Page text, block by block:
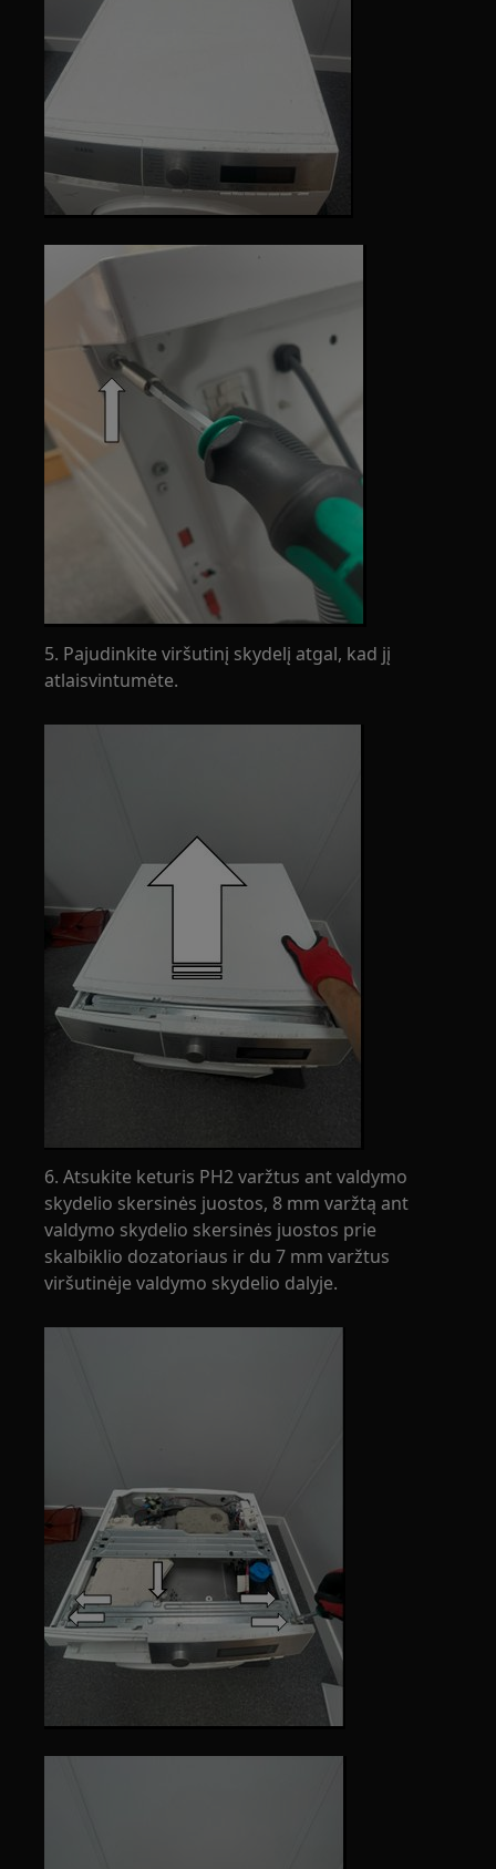
5. Pajudinkite viršutinį skydelį atgal, kad jį
atlaisvintumėte.
6. Atsukite keturis PH2 varžtus ant valdymo
skydelio skersinės juostos, 8 mm varžtą ant
valdymo skydelio skersinės juostos prie
skalbiklio dozatoriaus ir du 7 mm varžtus
viršutinėje valdymo skydelio dalyje.